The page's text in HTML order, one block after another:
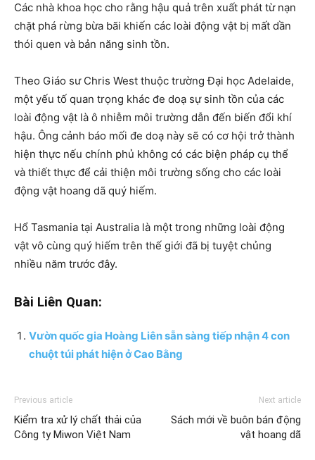
Các nhà khoa học cho rằng hậu quả trên xuất phát từ nạn
chặt phá rừng bừa bãi khiến các loài động vật bị mất dần
thói quen và bản năng sinh tồn.
Theo Giáo sư Chris West thuộc trường Đại học Adelaide,
một yếu tố quan trọng khác đe doạ sự sinh tồn của các
loài động vật là ô nhiễm môi trường dẫn đến biến đổi khí
hậu. Ông cảnh báo mối đe doạ này sẽ có cơ hội trở thành
hiện thực nếu chính phủ không có các biện pháp cụ thể
và thiết thực để cải thiện môi trường sống cho các loài
động vật hoang dã quý hiếm.
Hổ Tasmania tại Australia là một trong những loài động
vật vô cùng quý hiếm trên thế giới đã bị tuyệt chủng
nhiều năm trước đây.
Bài Liên Quan:
Vườn quốc gia Hoàng Liên sẵn sàng tiếp nhận 4 con
chuột túi phát hiện ở Cao Bằng
Previous article
Kiểm tra xử lý chất thải của
Công ty Miwon Việt Nam
Next article
Sách mới về buôn bán động
vật hoang dã